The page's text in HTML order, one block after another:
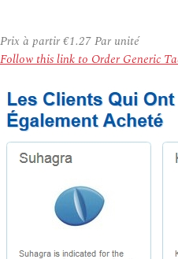
Prix à partir€1.27Par unité
Follow this link to Order Generic